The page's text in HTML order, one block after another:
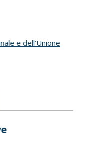
e dell’Unione